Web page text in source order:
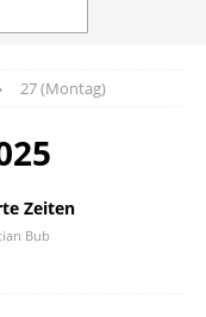
27 (Montag)
Zeiten
Bub